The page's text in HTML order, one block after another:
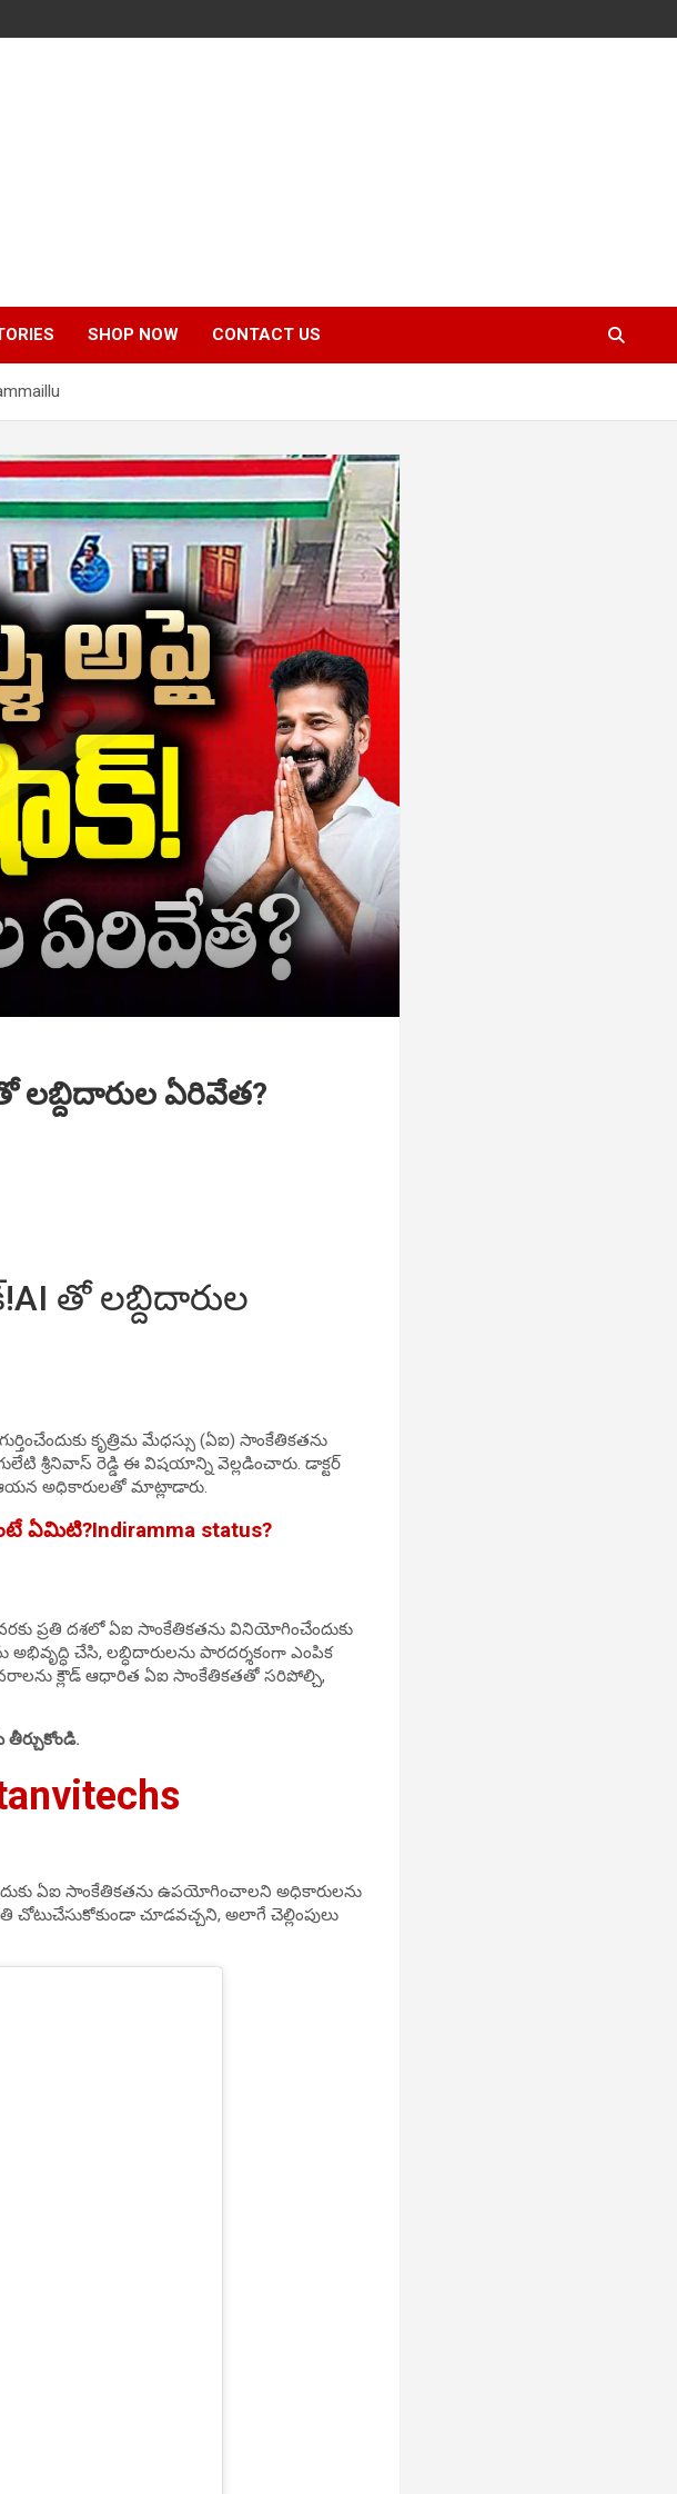
SHOP NOW CONTACT US
లబ్దిదారుల ఏరివేత?
తో లబ్దిదారుల
కృత్రిమ మేధస్సు (ఏఐ) సాంకేతికతను
శ్రీనివాస్ రెడ్డి ఈ విషయాన్ని వెల్లడించారు. డాక్టర్
అధికారులతో మాట్లాడారు.
ఏమిటి?Indiramma status?
ప్రతి దశలో ఏఐ సాంకేతికతను వినియోగించేందుకు
అభివృద్ధి చేసి, లబ్ధిదారులను పారదర్శకంగా ఎంపిక
క్లౌడ్ ఆధారిత ఏఐ సాంకేతికతతో సరిపోల్చి,
ఏఐ సాంకేతికతను ఉపయోగించాలని అధికారులను
చూడవచ్చని, అలాగే చెల్లింపులు